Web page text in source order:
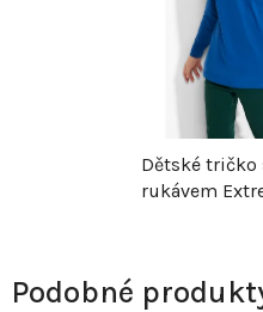
Dětské tričko
rukávem
Podobné